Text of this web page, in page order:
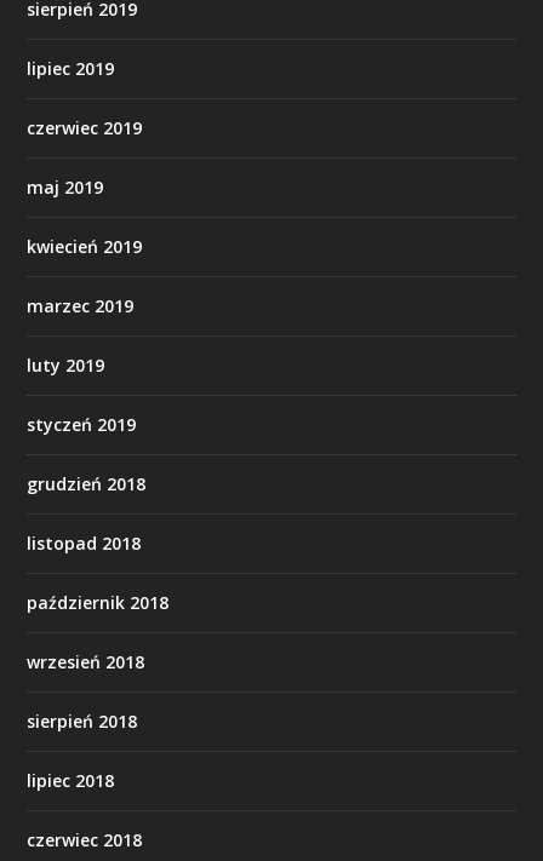
sierpień 2019
lipiec 2019
czerwiec 2019
maj 2019
kwiecień 2019
marzec 2019
luty 2019
styczeń 2019
grudzień 2018
listopad 2018
październik 2018
wrzesień 2018
sierpień 2018
lipiec 2018
czerwiec 2018